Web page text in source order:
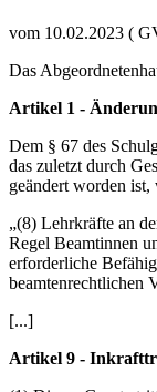
vom 10.02.2023 (
Das
Artikel 1 -
Dem § 67 des
das zuletzt durch
geändert worden
„(8) Lehrkräfte an
Regel Beamtinnen
erforderliche
beamtenrechtlichen
[...]
Artikel 9 -